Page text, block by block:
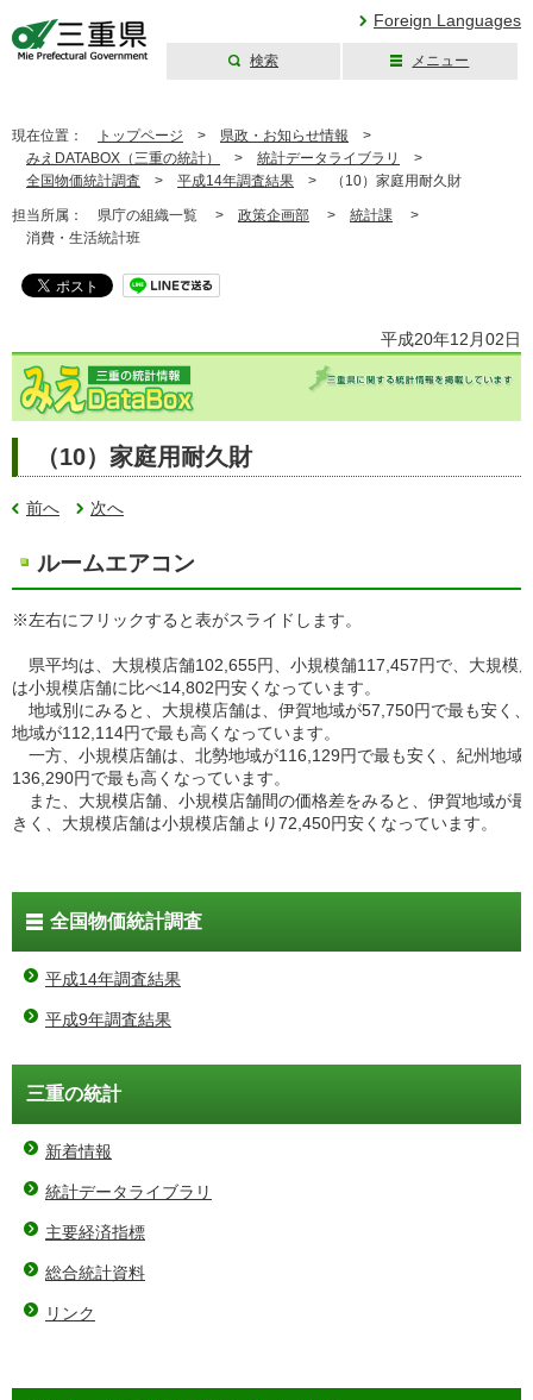
Foreign Languages
検索 メニュー
現在位置： トップページ > 県政・お知らせ情報 >
みえDATABOX（三重の統計）
> 統計データライブラリ
>
全国物価統計調査 > 平成14年調査結果 > （10）家庭用耐久財
担当所属： 県庁の組織一覧 > 政策企画部 > 統計課 >
消費・生活統計班
平成20年12月02日
（10）家庭用耐久財
前へ 次へ
ルームエアコン
※左右にフリックすると表がスライドします。
県平均は、大規模店舗102,655円、小規模舗117,457円で、大規模
は小規模店舗に比べ14,802円安くなっています。
地域別にみると、大規模店舗は、伊賀地域が57,750円で最も安く
地域が112,114円で最も高くなっています。
一方、小規模店舗は、北勢地域が116,129円で最も安く、紀州地域
136,290円で最も高くなっています。
また、大規模店舗、小規模店舗間の価格差をみると、伊賀地域が最
きく、大規模店舗は小規模店舗より72,450円安くなっています。
全国物価統計調査
平成14年調査結果
平成9年調査結果
三重の統計
新着情報
統計データライブラリ
主要経済指標
総合統計資料
リンク